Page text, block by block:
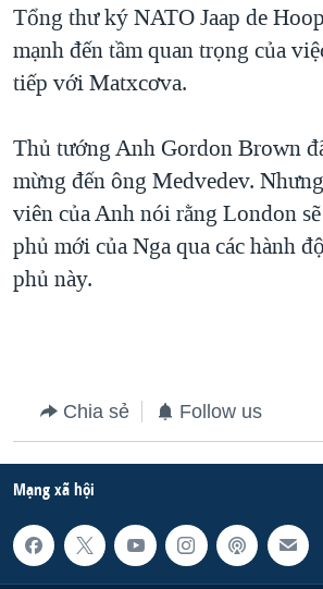
QUAN HỆ VIỆT MỸ
Tổng thư ký NATO Jaap de
mạnh đến tầm quan trọng của
tiếp với Matxcơva.
Thủ tướng Anh Gordon Brown
mừng đến ông Medvedev.
viên của Anh nói rằng London
phủ mới của Nga qua các hành
phủ này.
Chia sẻ Follow us
Mạng xã hội